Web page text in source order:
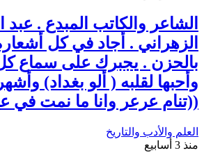
الشاعر والكاتب المبدع . عبد
الزهراني . أجاد في كل
بالحزن . يجبرك على سماع
وأحبها لقلبه ( ألو بغداد)
((تنام عرعر وانا ما نمت في
العلم والأدب والتاريخ
منذ 3 أسابيع